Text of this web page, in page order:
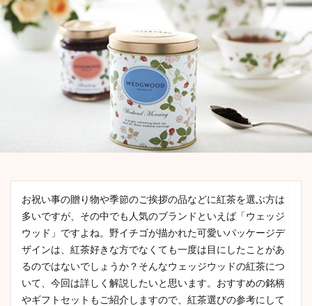
お祝い事の贈り物や季節のご挨拶の品などに紅茶を選ぶ方は
多いですが、その中でも人気のブランドといえば「ウェッジ
ウッド」ですよね。野イチゴが描かれた可愛いパッケージデ
ザインは、紅茶好きな方でなくても一度は目にしたことがあ
るのではないでしょうか？そんなウェッジウッドの紅茶につ
いて、今回は詳しく解説したいと思います。おすすめの銘柄
やギフトセットもご紹介しますので、紅茶選びの参考にして